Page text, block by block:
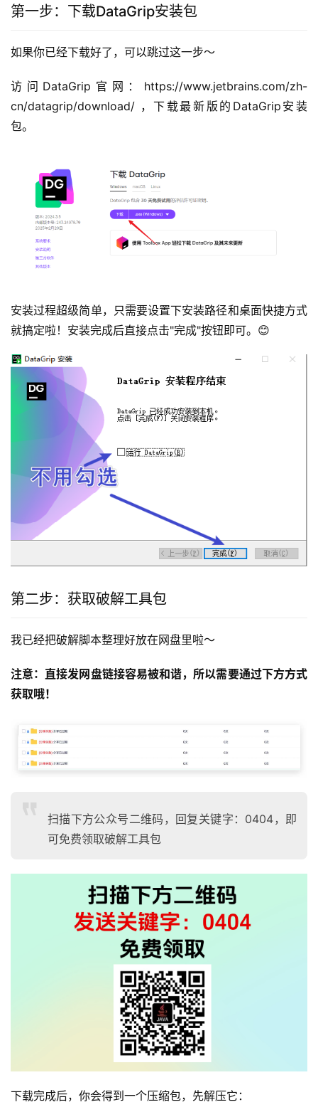
第一步：下载DataGrip安装包
如果你已经下载好了，可以跳过这一步～
访问DataGrip官网：https://www.jetbrains.com/zh-
cn/datagrip/download/ ，下载最新版的DataGrip安装
包。
安装过程超级简单，只需要设置下安装路径和桌面快捷方式
就搞定啦！安装完成后直接点击"完成"按钮即可。😊
第二步：获取破解工具包
我已经把破解脚本整理好放在网盘里啦～
注意：直接发网盘链接容易被和谐，所以需要通过下方方式
获取哦！
扫描下方公众号二维码，回复关键字：0404，即
可免费领取破解工具包
下载完成后，你会得到一个压缩包，先解压它：